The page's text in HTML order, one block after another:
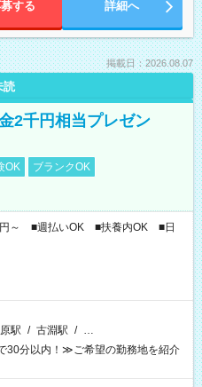
する 詳細へ
掲載日：2026.08.07
読
2千円相当プレゼン
OK
ブランクOK
円～ ■週払いOK ■扶養内OK ■日
駅 / 古淵駅 / …
30分以内！≫ご希望の勤務地を紹介